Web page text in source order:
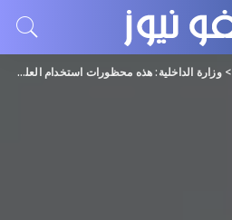
>وزارة الداخلية: هذه محظورات استخدام العلم السعودي